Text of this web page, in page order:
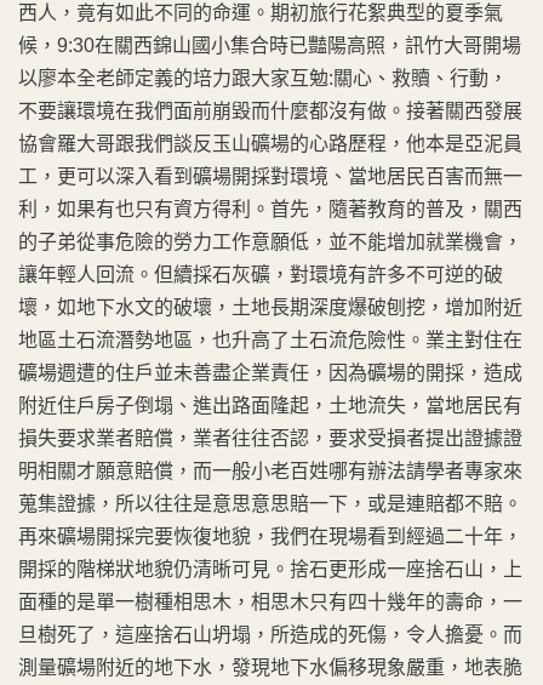
西人，竟有如此不同的命運。期初旅行花絮典型的夏季氣
候，9:30在關西錦山國小集合時已豔陽高照，訊竹大哥開場
以廖本全老師定義的培力跟大家互勉:關心、救贖、行動，
不要讓環境在我們面前崩毀而什麼都沒有做。接著關西發展
協會羅大哥跟我們談反玉山礦場的心路歷程，他本是亞泥員
工，更可以深入看到礦場開採對環境、當地居民百害而無一
利，如果有也只有資方得利。首先，隨著教育的普及，關西
的子弟從事危險的勞力工作意願低，並不能增加就業機會，
讓年輕人回流。但續採石灰礦，對環境有許多不可逆的破
壞，如地下水文的破壞，土地長期深度爆破刨挖，增加附近
地區土石流潛勢地區，也升高了土石流危險性。業主對住在
礦場週遭的住戶並未善盡企業責任，因為礦場的開採，造成
附近住戶房子倒塌、進出路面隆起，土地流失，當地居民有
損失要求業者賠償，業者往往否認，要求受損者提出證據證
明相關才願意賠償，而一般小老百姓哪有辦法請學者專家來
蒐集證據，所以往往是意思意思賠一下，或是連賠都不賠。
再來礦場開採完要恢復地貌，我們在現場看到經過二十年，
開採的階梯狀地貌仍清晰可見。捨石更形成一座捨石山，上
面種的是單一樹種相思木，相思木只有四十幾年的壽命，一
旦樹死了，這座捨石山坍塌，所造成的死傷，令人擔憂。而
測量礦場附近的地下水，發現地下水偏移現象嚴重，地表脆